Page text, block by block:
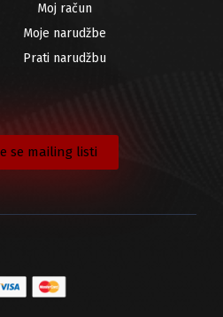
Moj račun
Moje narudžbe
Prati narudžbu
se mailing listi